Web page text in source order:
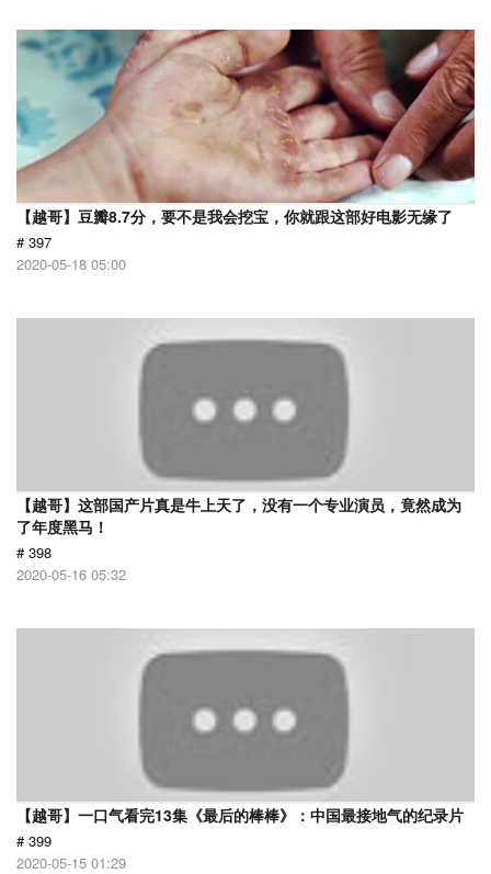
【越哥】豆瓣8.7分，要不是我会挖宝，你就跟这部好电影无缘了
# 397
2020-05-18 05:00
【越哥】这部国产片真是牛上天了，没有一个专业演员，竟然成为
了年度黑马！
# 398
2020-05-16 05:32
【越哥】一口气看完13集《最后的棒棒》：中国最接地气的纪录片
# 399
2020-05-15 01:29